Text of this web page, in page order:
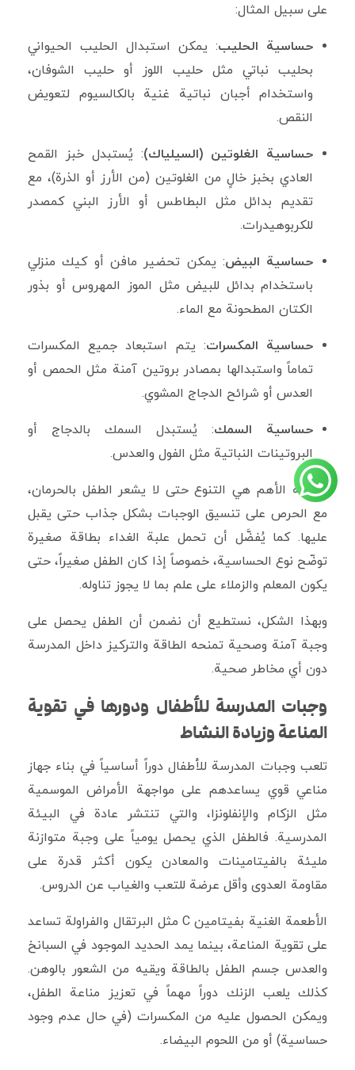
على سبيل المثال:
حساسية الحليب: يمكن استبدال الحليب الحيواني
بحليب نباتي مثل حليب اللوز أو حليب الشوفان،
واستخدام أجبان نباتية غنية بالكالسيوم لتعويض
النقص.
حساسية الغلوتين (السيلياك): يُستبدل خبز القمح
العادي بخبز خالٍ من الغلوتين (من الأرز أو الذرة)، مع
تقديم بدائل مثل البطاطس أو الأرز البني كمصدر
للكربوهيدرات.
حساسية البيض: يمكن تحضير مافن أو كيك منزلي
باستخدام بدائل للبيض مثل الموز المهروس أو بذور
الكتان المطحونة مع الماء.
حساسية المكسرات: يتم استبعاد جميع المكسرات
تماماً واستبدالها بمصادر بروتين آمنة مثل الحمص أو
العدس أو شرائح الدجاج المشوي.
حساسية السمك: يُستبدل السمك بالدجاج أو
البروتينات النباتية مثل الفول والعدس.
النقطة الأهم هي التنوع حتى لا يشعر الطفل بالحرمان،
مع الحرص على تنسيق الوجبات بشكل جذاب حتى يقبل
عليها. كما يُفضَّل أن تحمل علبة الغداء بطاقة صغيرة
توضّح نوع الحساسية، خصوصاً إذا كان الطفل صغيراً، حتى
يكون المعلم والزملاء على علم بما لا يجوز تناوله.
وبهذا الشكل، نستطيع أن نضمن أن الطفل يحصل على
وجبة آمنة وصحية تمنحه الطاقة والتركيز داخل المدرسة
دون أي مخاطر صحية.
وجبات المدرسة للأطفال ودورها في تقوية
المناعة وزيادة النشاط
تلعب وجبات المدرسة للأطفال دوراً أساسياً في بناء جهاز
مناعي قوي يساعدهم على مواجهة الأمراض الموسمية
مثل الزكام والإنفلونزا، والتي تنتشر عادة في البيئة
المدرسية. فالطفل الذي يحصل يومياً على وجبة متوازنة
مليئة بالفيتامينات والمعادن يكون أكثر قدرة على
مقاومة العدوى وأقل عرضة للتعب والغياب عن الدروس.
الأطعمة الغنية بفيتامين C مثل البرتقال والفراولة تساعد
على تقوية المناعة، بينما يمد الحديد الموجود في السبانخ
والعدس جسم الطفل بالطاقة ويقيه من الشعور بالوهن.
كذلك يلعب الزنك دوراً مهماً في تعزيز مناعة الطفل،
ويمكن الحصول عليه من المكسرات (في حال عدم وجود
حساسية) أو من اللحوم البيضاء.